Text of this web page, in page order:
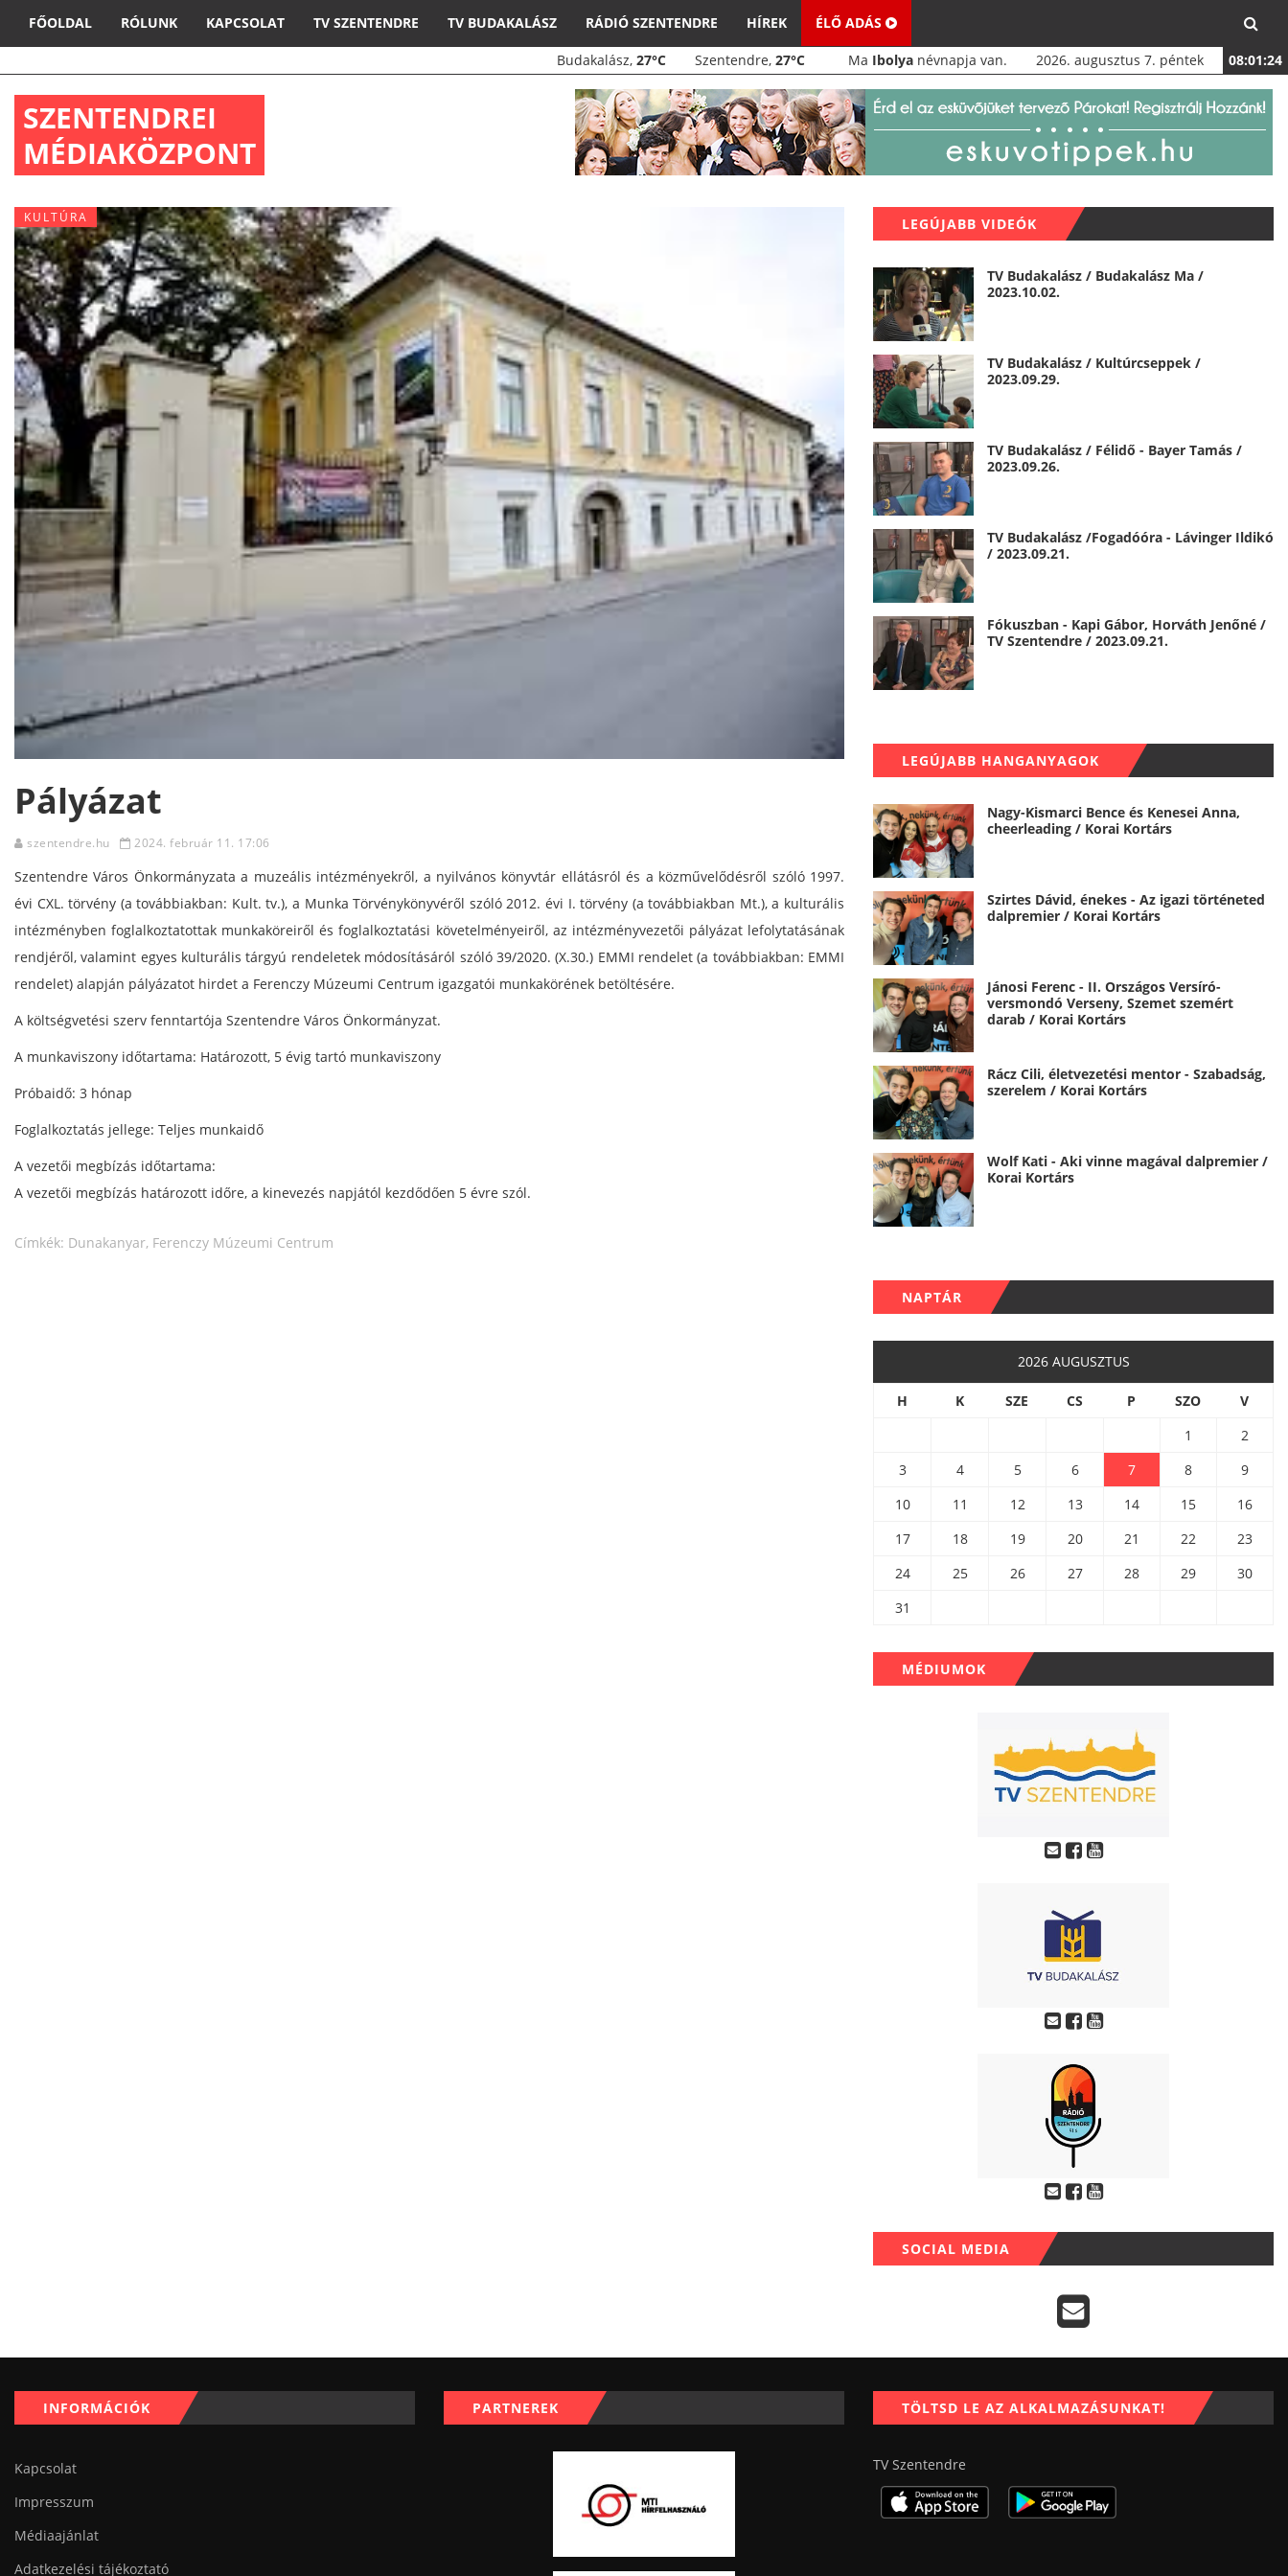
FŐOLDAL RÓLUNK KAPCSOLAT TV SZENTENDRE TV BUDAKALÁSZ RÁDIÓ SZENTENDRE HÍREK ÉLŐ ADÁS
Budakalász, 27°C Szentendre, 27°C Ma Ibolya névnapja van. 2026. augusztus 7. péntek 08:01:25
SZENTENDREI
MÉDIAKÖZPONT
KULTÚRA
Pályázat
szentendre.hu 2024. február 11. 17:06
Szentendre Város Önkormányzata a muzeális intézményekről, a nyilvános könyvtár ellátásról és a közművelődésről szóló 1997.
évi CXL. törvény (a továbbiakban: Kult. tv.), a Munka Törvénykönyvéről szóló 2012. évi I. törvény (a továbbiakban Mt.), a kulturális
intézményben foglalkoztatottak munkaköreiről és foglalkoztatási követelményeiről, az intézményvezetői pályázat lefolytatásának
rendjéről, valamint egyes kulturális tárgyú rendeletek módosításáról szóló 39/2020. (X.30.) EMMI rendelet (a továbbiakban: EMMI
rendelet) alapján pályázatot hirdet a Ferenczy Múzeumi Centrum igazgatói munkakörének betöltésére.
A költségvetési szerv fenntartója Szentendre Város Önkormányzat.
A munkaviszony időtartama: Határozott, 5 évig tartó munkaviszony
Próbaidő: 3 hónap
Foglalkoztatás jellege: Teljes munkaidő
A vezetői megbízás időtartama:
A vezetői megbízás határozott időre, a kinevezés napjától kezdődően 5 évre szól.
Címkék: Dunakanyar, Ferenczy Múzeumi Centrum
LEGÚJABB VIDEÓK
TV Budakalász / Budakalász Ma /
2023.10.02.
TV Budakalász / Kultúrcseppek /
2023.09.29.
TV Budakalász / Félidő - Bayer Tamás /
2023.09.26.
TV Budakalász /Fogadóóra - Lávinger Ildikó
/ 2023.09.21.
Fókuszban - Kapi Gábor, Horváth Jenőné /
TV Szentendre / 2023.09.21.
LEGÚJABB HANGANYAGOK
Nagy-Kismarci Bence és Kenesei Anna,
cheerleading / Korai Kortárs
Szirtes Dávid, énekes - Az igazi történeted
dalpremier / Korai Kortárs
Jánosi Ferenc - II. Országos Versíró-
versmondó Verseny, Szemet szemért
darab / Korai Kortárs
Rácz Cili, életvezetési mentor - Szabadság,
szerelem / Korai Kortárs
Wolf Kati - Aki vinne magával dalpremier /
Korai Kortárs
NAPTÁR
2026 AUGUSZTUS
H K SZE CS P SZO
V
1
2
3
4 5 6 7 8
9
10
11 12 13 14 15
16
17
18 19 20 21 22
23
24
25 26 27 28 29
30
31
MÉDIUMOK
SOCIAL MEDIA
INFORMÁCIÓK
Kapcsolat
Impresszum
Médiaajánlat
Adatkezelési tájékoztató
PARTNEREK TÖLTSD LE AZ ALKALMAZÁSUNKAT!
TV Szentendre